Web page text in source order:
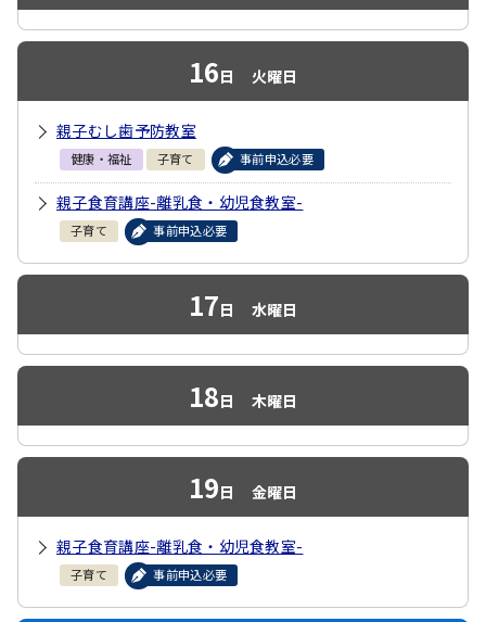
16日 火曜日
親子むし歯予防教室
健康・福祉 子育て 事前申込必要
親子食育講座-離乳食・幼児食教室-
子育て 事前申込必要
17日 水曜日
18日 木曜日
19日 金曜日
親子食育講座-離乳食・幼児食教室-
子育て 事前申込必要